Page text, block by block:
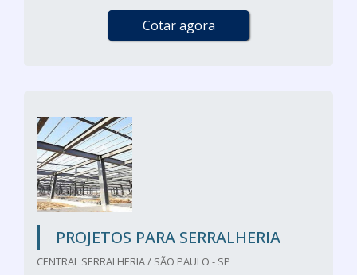
Cotar agora
PROJETOS PARA SERRALHERIA
CENTRAL SERRALHERIA / SÃO PAULO - SP